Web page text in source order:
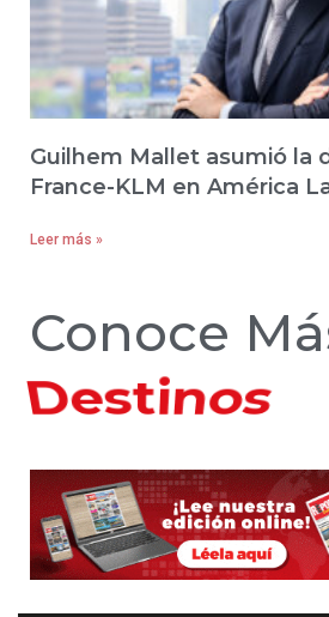
Guilhem Mallet asumió la
France-KLM en América
Leer más »
Conoce
Hoteles